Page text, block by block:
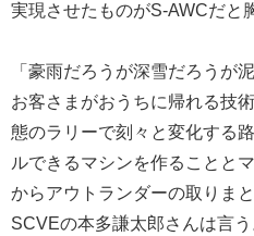
実現させたものがS-AWCだと
「豪雨だろうが深雪だろうが
お客さまがおうちに帰れる技
態のラリーで刻々と変化する
ルできるマシンを作ることと
からアウトランダーの取りま
SCVEの本多謙太郎さんは言う